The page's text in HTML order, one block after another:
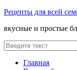
Перейти
содержимому
Рецепты для всей
вкусные и простые
Главная